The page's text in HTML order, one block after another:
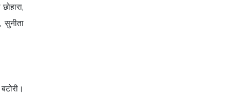
सुनीता